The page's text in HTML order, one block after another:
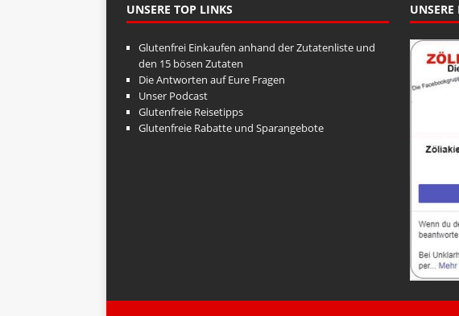
UNSERE TOP LINKS
Glutenfrei Einkaufen anhand der Zutatenliste und
den 15 bösen Zutaten
Die Antworten auf Eure Fragen
Unser Podcast
Glutenfreie Reisetipps
Glutenfreie Rabatte und Sparangebote
UNSERE